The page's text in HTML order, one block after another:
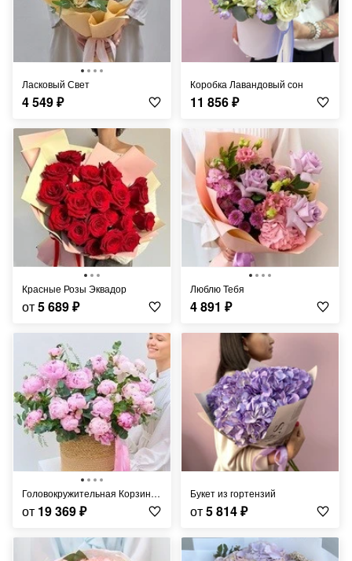
Ласковый Свет
4 549₽
Коробка Лавандовый сон
11 856₽
Красные Розы Эквадор
от5 689₽
Люблю Тебя
4 891 ₽
Головокружительная Корзина Пионов
от 19 369₽
Букет из гортензий
от5 814₽